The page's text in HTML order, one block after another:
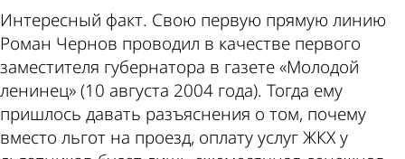
Интересный факт. Свою первую прямую линию
Роман Чернов проводил в качестве первого
заместителя губернатора в газете «Молодой
ленинец» (10 августа 2004 года). Тогда ему
пришлось давать разъяснения о том, почему
вместо льгот на проезд, оплату услуг ЖКХ у